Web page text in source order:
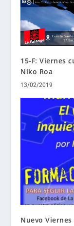
15-F: Viernes
Niko Roa
13/02/2019
Nuevo